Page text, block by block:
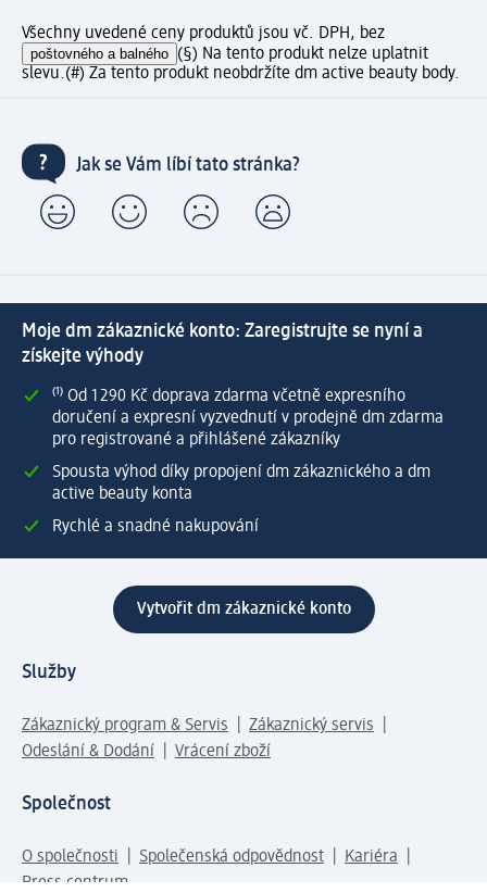
Všechny uvedené ceny produktů jsou vč. DPH, bez
poštovného a balného (§) Na tento produkt nelze uplatnit
slevu.(#) Za tento produkt neobdržíte dm active beauty body.
Jak se Vám líbí tato stránka?
Moje dm zákaznické konto: Zaregistrujte se nyní a
získejte výhody
⁽¹⁾ Od 1 290 Kč doprava zdarma včetně expresního
doručení a expresní vyzvednutí v prodejně dm zdarma
pro registrované a přihlášené zákazníky
Spousta výhod díky propojení dm zákaznického a dm
active beauty konta
Rychlé a snadné nakupování
Vytvořit dm zákaznické konto
Služby
Zákaznický program & Servis
Zákaznický servis
Odeslání & Dodání
Vrácení zboží
Společnost
O společnosti Společenská odpovědnost
Kariéra
Press centrum